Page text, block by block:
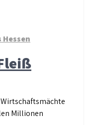
Millionen